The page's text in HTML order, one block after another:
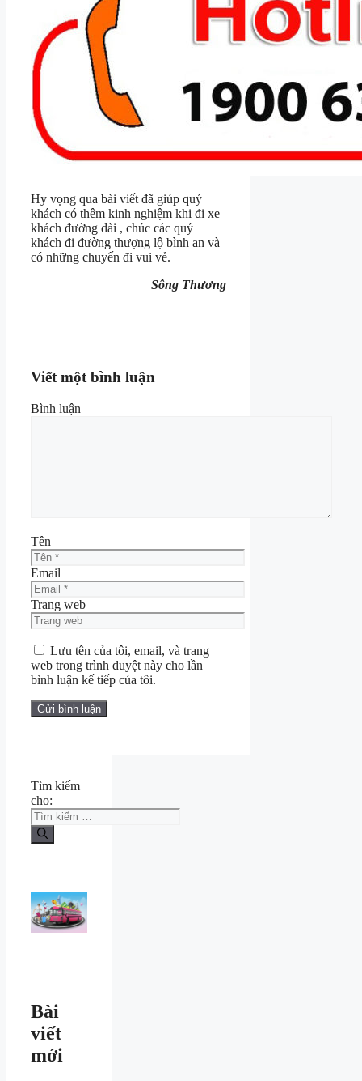
Hy vọng qua bài viết đã giúp quý
khách có thêm kinh nghiệm khi đi xe
khách đường dài , chúc các quý
khách đi đường thượng lộ bình an và
có những chuyến đi vui vẻ.
Sông Thương
Viết một bình luận
Bình luận
Tên
Email
Trang web
Lưu tên của tôi, email, và trang
web trong trình duyệt này cho lần
bình luận kế tiếp của tôi.
Tìm kiếm
cho:
Bài
viết
mới